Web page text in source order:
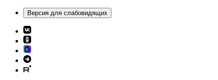
Версия для слабовидящих